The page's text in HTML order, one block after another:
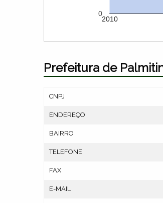
2010
0
Prefeitura de
CNPJ
ENDEREÇO
BAIRRO
TELEFONE
FAX
E-MAIL